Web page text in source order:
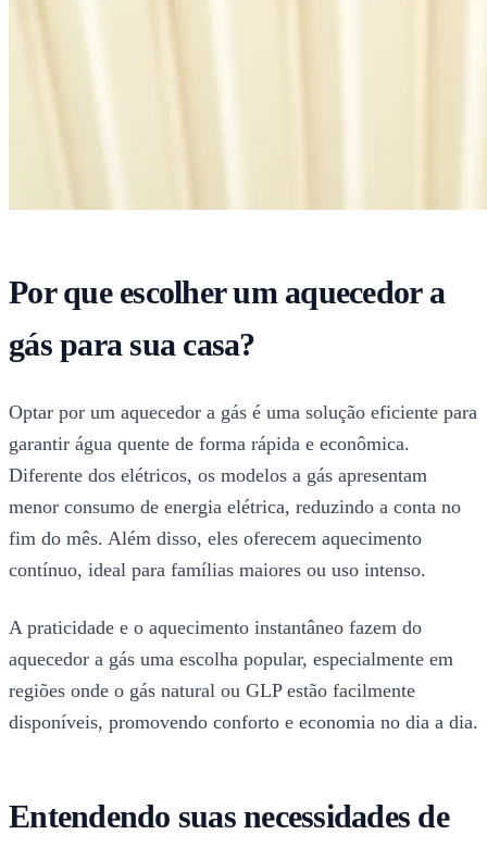
Por que escolher um aquecedor a
gás para sua casa?
Optar por um aquecedor a gás é uma solução eficiente para
garantir água quente de forma rápida e econômica.
Diferente dos elétricos, os modelos a gás apresentam
menor consumo de energia elétrica, reduzindo a conta no
fim do mês. Além disso, eles oferecem aquecimento
contínuo, ideal para famílias maiores ou uso intenso.
A praticidade e o aquecimento instantâneo fazem do
aquecedor a gás uma escolha popular, especialmente em
regiões onde o gás natural ou GLP estão facilmente
disponíveis, promovendo conforto e economia no dia a dia.
Entendendo suas necessidades de